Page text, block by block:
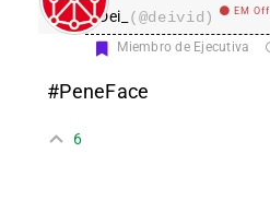
Dei_ (@deivid) EM Off
Miembro de Ejecutiva
#PeneFace
6